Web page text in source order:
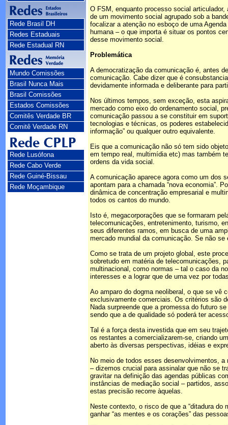
Rede Brasil DH
Redes Estaduais
Rede Estadual RN
Mundo Comissões
Brasil Nunca Mais
Brasil Comissões
Estados Comissões
Comitês Verdade BR
Comitê Verdade RN
Rede Lusófona
Rede Cabo Verde
Rede Guiné-Bissau
Rede Moçambique
O FSM, enquanto processo social
de um movimento social agrupado sob a
focalizar a atenção no esboço de uma
humana – o que importa é situar os pontos
desse movimento social.
Problemática
A democratização da comunicação é, antes
comunicação. Cabe dizer que é
devidamente informada e deliberante para
Nos últimos tempos, sem exceção, esta
mercado como eixo do ordenamento social,
comunicação passou a se constituir em
tecnologias e técnicas, os poderes
informação” ou qualquer outro equivalente.
Eis que a comunicação não só tem sido
em tempo real, multimídia etc) mas também
ordens da vida social.
A comunicação aparece agora como um dos
apontam para a chamada “nova economia”.
dinâmica de concentração empresarial e
todos os cantos do mundo.
Isto é, megacorporações que se formaram
telecomunicações, entretenimento, turismo,
seus diferentes ramos, em busca de uma
mercado mundial da comunicação. Se não
Como se trata de um projeto global, este
sobretudo em matéria de telecomunicações,
multinacional, como normas – tal o caso da
interesses e a lograr que de uma vez por
Ao amparo do dogma neoliberal, o que se vê
exclusivamente comerciais. Os critérios são
Nada surpreende que a promessa do futuro
sendo que a de qualidade só poderá ter
Tal é a força desta investida que em seu
os restantes a comercializarem-se, criando
aberto às diversas perspectivas, idéias e
No meio de todos esses desenvolvimentos,
– dizemos crucial para assinalar que não se
gravitar na definição das agendas públicas
instâncias de mediação social – partidos,
estas precisão recorre àquelas.
Neste contexto, o risco de que a “ditadura do
ganhar “as mentes e os corações” das